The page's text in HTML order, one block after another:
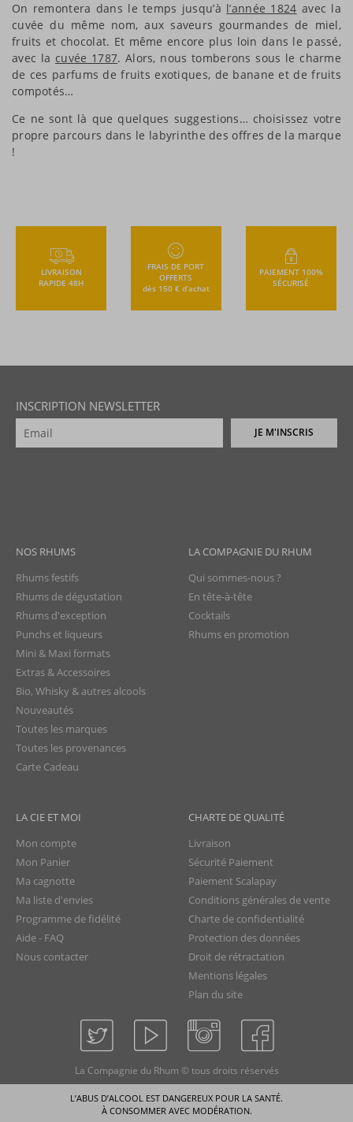
On remontera dans le temps jusqu’à l’année 1824 avec la
cuvée du même nom, aux saveurs gourmandes de miel,
fruits et chocolat. Et même encore plus loin dans le passé,
avec la cuvée 1787. Alors, nous tomberons sous le charme
de ces parfums de fruits exotiques, de banane et de fruits
compotés…
Ce ne sont là que quelques suggestions… choisissez votre
propre parcours dans le labyrinthe des offres de la marque
!
LIVRAISON
RAPIDE 48H
FRAIS DE PORT
OFFERTS
dès 150 € d’achat
PAIEMENT 100%
SÉCURISÉ
INSCRIPTION NEWSLETTER
JE M'INSCRIS
NOS RHUMS
Rhums festifs
Rhums de dégustation
Rhums d'exception
Punchs et liqueurs
Mini & Maxi formats
Extras & Accessoires
Bio, Whisky & autres alcools
Nouveautés
Toutes les marques
Toutes les provenances
Carte Cadeau
LA COMPAGNIE DU RHUM
Qui sommes-nous ?
En tête-à-tête
Cocktails
Rhums en promotion
LA CIE ET MOI
Mon compte
Mon Panier
Ma cagnotte
Ma liste d'envies
Programme de fidélité
Aide - FAQ
Nous contacter
CHARTE DE QUALITÉ
Livraison
Sécurité Paiement
Paiement Scalapay
Conditions générales de vente
Charte de confidentialité
Protection des données
Droit de rétractation
Mentions légales
Plan du site
La Compagnie du Rhum © tous droits réservés
L’ABUS D’ALCOOL EST DANGEREUX POUR LA SANTÉ.
À CONSOMMER AVEC MODÉRATION.